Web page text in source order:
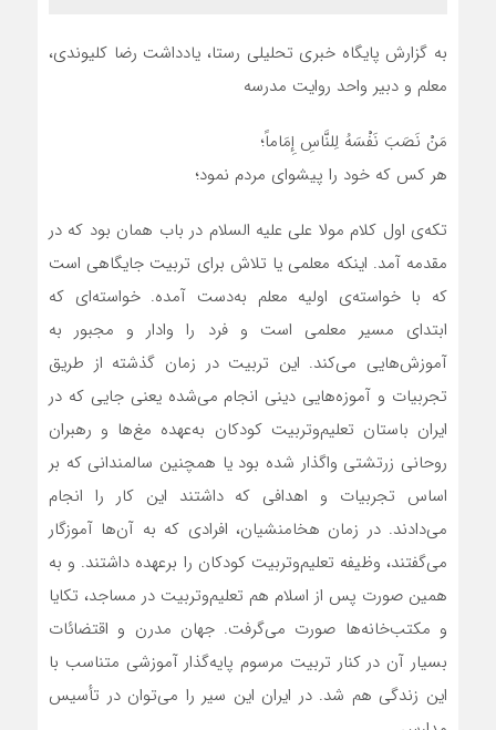
به گزارش پایگاه خبری تحلیلی رستا، یادداشت رضا کلیوندی،
معلم و دبیر واحد روایت مدرسه
مَنْ نَصَبَ نَفْسَهُ لِلنَّاسِ إِمَاماً؛
هر کس که خود را پیشوای مردم نمود؛
تکه‌ی اول کلام مولا علی علیه السلام در باب همان بود که در
مقدمه آمد. اینکه معلمی یا تلاش برای تربیت جایگاهی است
که با خواسته‌‌ی اولیه معلم به‌دست آمده. خواسته‌ای که
ابتدای مسیر معلمی است و فرد را وادار و مجبور به
آموزش‌هایی می‌کند. این تربیت در زمان گذشته از طریق
تجربیات و آموزه‌هایی دینی انجام می‌شده یعنی جایی که در
ایران باستان تعلیم‌وتربیت کودکان به‌عهده مغ‌ها و رهبران
روحانی زرتشتی واگذار شده بود یا همچنین سالمندانی که بر
اساس تجربیات و اهدافی که داشتند این کار را انجام
می‌دادند. در زمان هخامنشیان، افرادی‌ که به آن‌ها آموزگار
می‌گفتند، وظیفه تعلیم‌وتربیت کودکان را برعهده داشتند. و به
همین صورت پس از اسلام هم تعلیم‌وتربیت در مساجد، تکایا
و مکتب‌خانه‌ها صورت می‌گرفت. جهان مدرن و اقتضائات
بسیار آن در کنار تربیت مرسوم پایه‌گذار آموزشی متناسب با
این زندگی هم شد. در ایران این سیر را می‌توان در تأسیس